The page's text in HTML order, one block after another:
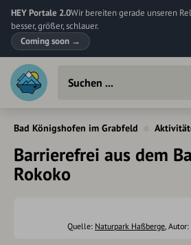
HEY Portale 2.0Wir bereiten gerade unseren
besser, größer, schlauer.
Coming soon →
Bad Königshofen im Grabfeld
Barrierefrei aus dem
Rokoko
Quelle: Naturpark Haßberge,